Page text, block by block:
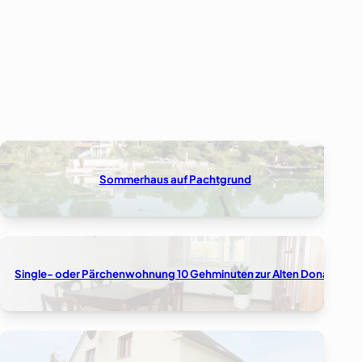
Sommerhaus auf Pachtgrund
Single- oder Pärchenwohnung 10 Gehminuten zur Alten Donau